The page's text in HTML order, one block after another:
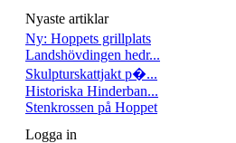
Nyaste artiklar
Ny: Hoppets grillplats
Landshövdingen hedr...
Skulpturskattjakt p�...
Historiska Hinderban...
Stenkrossen på Hoppet
Logga in